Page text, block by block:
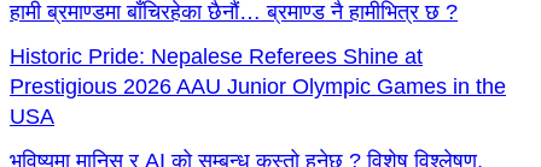
हामी ब्रमाण्डमा बाँचिरहेका छैनौं… ब्रमाण्ड नै हामीभित्र छ ?
Historic Pride: Nepalese Referees Shine at
Prestigious 2026 AAU Junior Olympic Games in the
USA
भविष्यमा मानिस र AI को सम्बन्ध कस्तो हुनेछ ? विशेष विश्लेषण,